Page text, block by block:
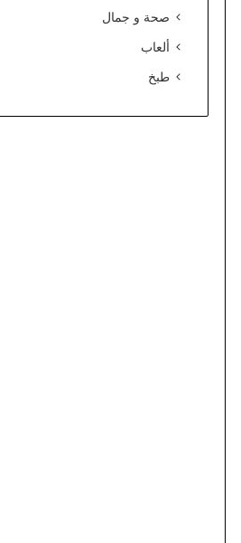
صحة و جمال
ألعاب
طبخ